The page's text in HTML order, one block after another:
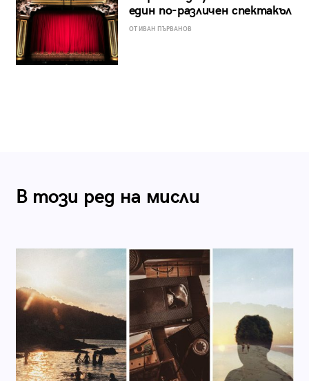
един по-различен спектакъл
ОТ ИВАН ПЪРВАНОВ
В този ред на мисли